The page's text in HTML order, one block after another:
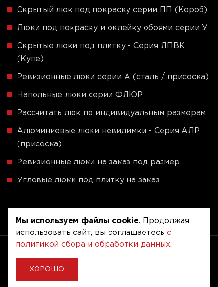
Скрытый люк под покраску серии ПП (Короб)
Люки под покраску и оклейку обоями серии У
Скрытые люки под плитку - Серия ЛПВК
(Купе)
Ревизионные люки серии A (сталь / присоска)
Напольные люки серии ФЛЮР
Рассчитать люк по индивидуальным размерам
Алюминиевые люки невидимки - Серия АЛР
(присоска)
Ревизионные люки на заказ под размер
Угловые люки под плитку на заказ
Copyright © 2020 - 2026. Люкер, ревизионные
сантехнические люки.
Разработка и продвижение -
Мы используем файлы cookie. Продолжая
использовать сайт, вы соглашаетесь с
политикой сбора и обработки данных.
ХОРОШО